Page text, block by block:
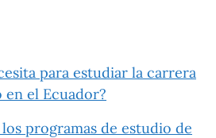
para estudiar la carrera
en el Ecuador?
programas de estudio de